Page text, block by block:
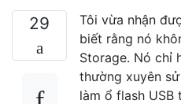
29
Tôi vừa nhận
biết rằng nó
Storage. Nó chỉ
thường xuyên
làm ổ flash USB